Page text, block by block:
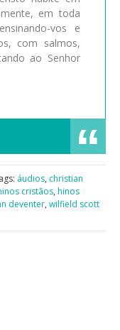
em toda
vos e
com salmos,
ao Senhor
áudios, christian
cristãos, hinos
deventer, wilfield scott